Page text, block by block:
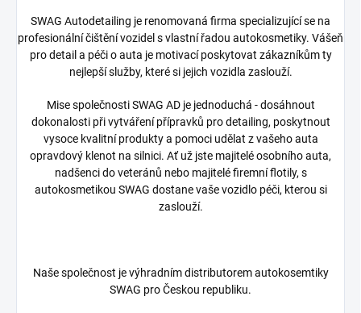
SWAG Autodetailing je renomovaná firma specializující se na
profesionální čištění vozidel s vlastní řadou autokosmetiky. Vášeň
pro detail a péči o auta je motivací poskytovat zákazníkům ty
nejlepší služby, které si jejich vozidla zaslouží.
Mise společnosti SWAG AD je jednoduchá - dosáhnout
dokonalosti při vytváření přípravků pro detailing, poskytnout
vysoce kvalitní produkty a pomoci udělat z vašeho auta
opravdový klenot na silnici. Ať už jste majitelé osobního auta,
nadšenci do veteránů nebo majitelé firemní flotily, s
autokosmetikou SWAG dostane vaše vozidlo péči, kterou si
zaslouží.
Naše společnost je výhradním distributorem autokosemtiky
SWAG pro Českou republiku.